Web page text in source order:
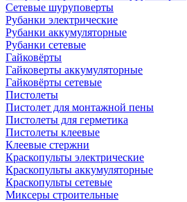
Сетевые шуруповерты
Рубанки электрические
Рубанки аккумуляторные
Рубанки сетевые
Гайковёрты
Гайковерты аккумуляторные
Гайковёрты сетевые
Пистолеты
Пистолет для монтажной пены
Пистолеты для герметика
Пистолеты клеевые
Клеевые стержни
Краскопульты электрические
Краскопульты аккумуляторные
Краскопульты сетевые
Миксеры строительные